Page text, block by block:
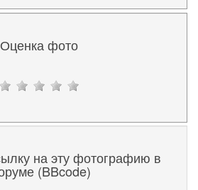
Оценка фото
на эту фотографию в
(BBcode)